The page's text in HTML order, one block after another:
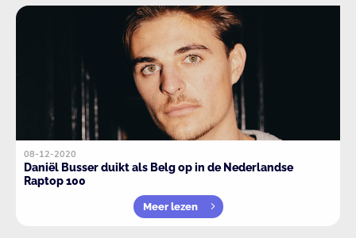
08-12-2020
Daniël Busser duikt als Belg op in de Nederlandse
Raptop 100
Meer lezen